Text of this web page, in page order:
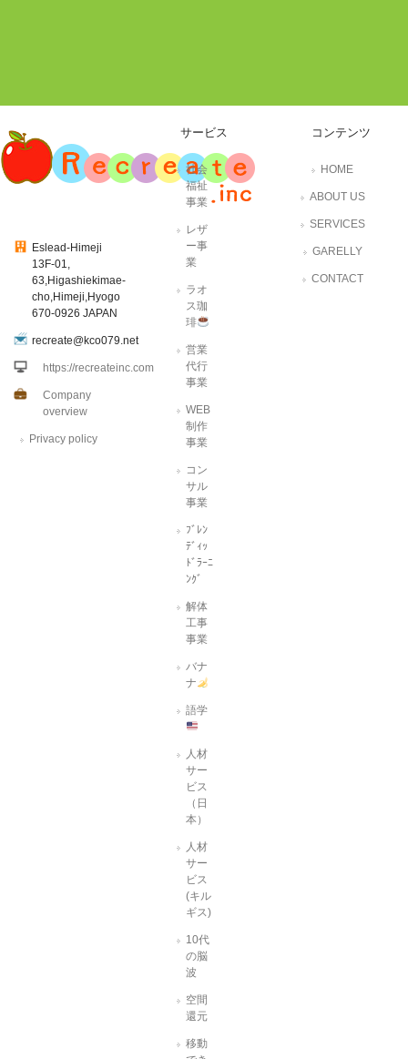
Eslead-Himeji
13F-01,
63,Higashiekimae-
cho,Himeji,Hyogo
670-0926 JAPAN
recreate@kco079.net
https://recreateinc.com
Company
overview
Privacy policy
サービス
社会
福祉
事業
レザ
ー事
業
ラオ
ス珈
琲
営業
代行
事業
WEB
制作
事業
コン
サル
事業
ﾌﾞﾚﾝ
ﾃﾞｨｯ
ﾄﾞﾗｰﾆ
ﾝｸﾞ
解体
工事
事業
バナ
ナ
語学
人材
サー
ビス
（日
本）
人材
サー
ビス
(キル
ギス)
10代
の脳
波
空間
還元
移動
コンテンツ
HOME
ABOUT US
SERVICES
GARELLY
CONTACT